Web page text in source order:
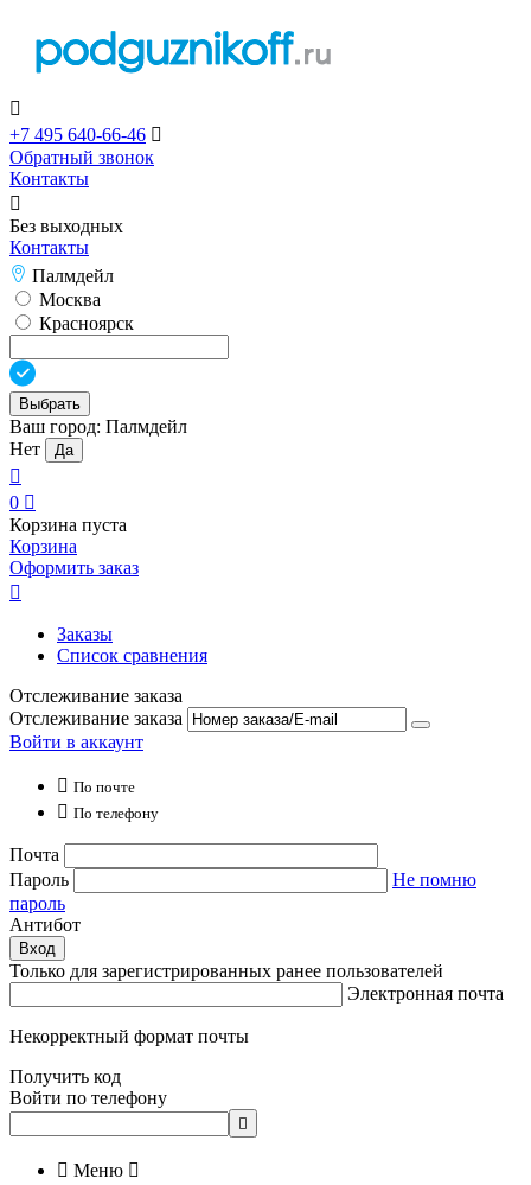

+7 495 640-66-46 
Обратный звонок
Контакты

Без выходных
Контакты
Палмдейл
Москва
Красноярск
Выбрать
Ваш город: Палмдейл
Нет
Да

0 
Корзина пуста
Корзина
Оформить заказ

Заказы
Список сравнения
Отслеживание заказа
Отслеживание заказа
Войти в аккаунт
 По почте
 По телефону
Почта
Пароль
Не помню
пароль
Антибот
Вход
Только для зарегистрированных ранее пользователей
Электронная почта
Некорректный формат почты
Получить код
Войти по телефону

 Меню 